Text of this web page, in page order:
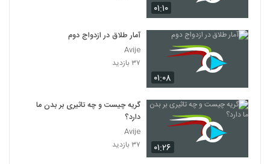
۰۱:۱۰
۰۱:۰۸
آمار طلاق در ازدواج دوم
Avije
۳۷ بازدید
۰۱:۲۶
گریه چیست و چه تاثیری بر بدن ما
دارد؟
Avije
۳۷ بازدید